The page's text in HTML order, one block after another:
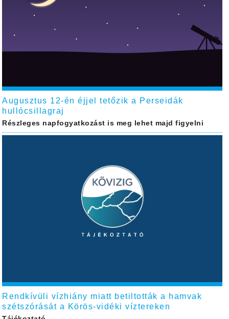
Augusztus 12-én éjjel tetőzik a Perseidák
hullócsillagraj
Részleges napfogyatkozást is meg lehet majd figyelni
Rendkívüli vízhiány miatt betiltották a hamvak
szétszórását a Körös-vidéki víztereken